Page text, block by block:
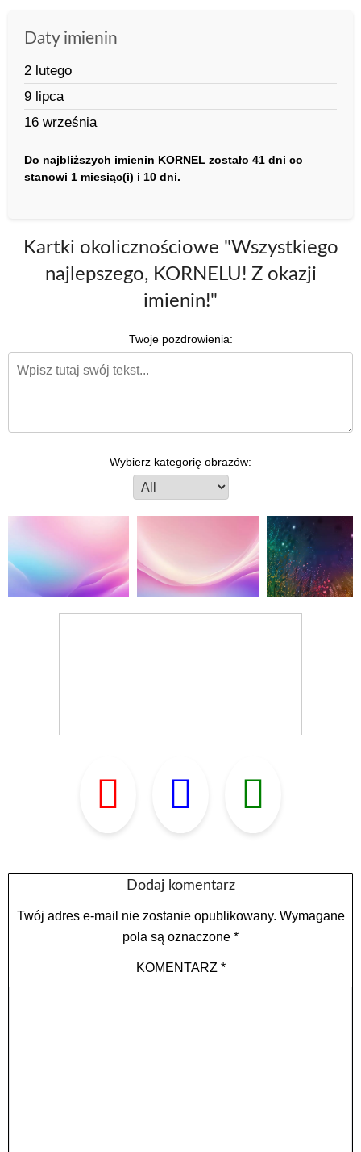
Daty imienin
2 lutego
9 lipca
16 września
Do najbliższych imienin KORNEL zostało 41 dni co
stanowi 1 miesiąc(i) i 10 dni.
Kartki okolicznościowe "Wszystkiego
najlepszego, KORNELU! Z okazji
imienin!"
Twoje pozdrowienia:
Wybierz kategorię obrazów:
Dodaj komentarz
Twój adres e-mail nie zostanie opublikowany. Wymagane
pola są oznaczone *
KOMENTARZ *